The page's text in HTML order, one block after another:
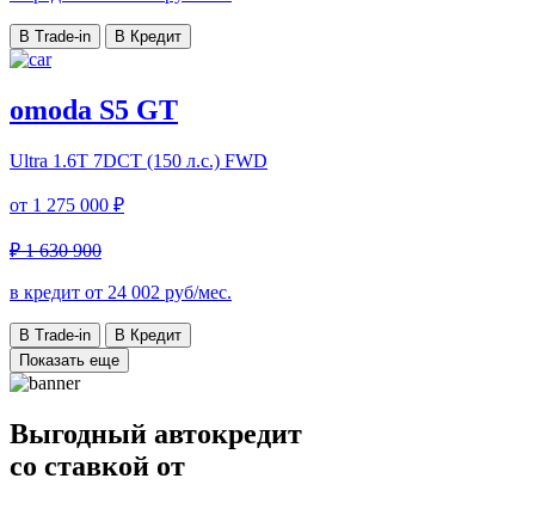
В Trade-in В Кредит
omoda S5 GT
Ultra 1.6T 7DCT (150 л.с.) FWD
от 1 275 000 ₽
₽ 1 630 900
в кредит от 24 002 руб/мес.
В Trade-in
В Кредит
Показать еще
Выгодный автокредит
со ставкой от